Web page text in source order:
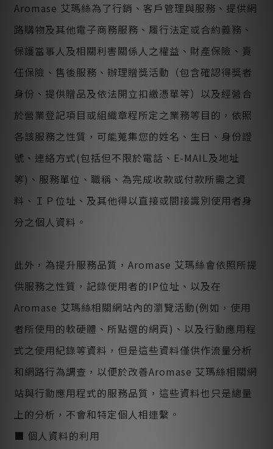
Aromase 艾瑪絲為了行銷、客戶管理與服務、提供網
路購物及其他電子商務服務、履行法定或合約義務、
保護當事人及相關利害關係人之權益、財產保險、責
任保險、售後服務、辦理贈獎活動（包含確認得獎者
身份、提供贈品及依法開立扣繳憑單等）以及經營合
於營業登記項目或組織章程所定之業務等目的，依照
各該服務之性質，可能蒐集您的姓名、生日、身份證
號、連絡方式(包括但不限於電話、E-MAIL及地址
等)、服務單位、職稱、為完成收款或付款所需之資
料、ＩＰ位址、及其他得以直接或間接識別使用者身
分之個人資料。
此外，為提升服務品質，Aromase 艾瑪絲會依照所提
供服務之性質，記錄使用者的IP位址、以及在
Aromase 艾瑪絲相關網站內的瀏覽活動(例如，使用
者所使用的軟硬體、所點選的網頁)、以及行動應用程
式之使用紀錄等資料，但是這些資料僅供作流量分析
和網路行為調查，以便於改善Aromase 艾瑪絲相關網
站與行動應用程式的服務品質，這些資料也只是總量
上的分析，不會和特定個人相連繫。
■ 個人資料的利用